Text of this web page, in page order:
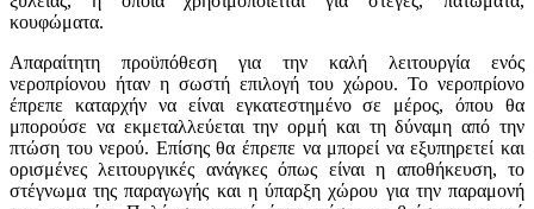
κουφώματα.
Απαραίτητη προϋπόθεση για την καλή λειτουργία ενός
νεροπρίονου ήταν η σωστή επιλογή του χώρου. Το νεροπρίονο
έπρεπε καταρχήν να είναι εγκατεστημένο σε μέρος, όπου θα
μπορούσε να εκμεταλλεύεται την ορμή και τη δύναμη από την
πτώση του νερού. Επίσης θα έπρεπε να μπορεί να εξυπηρετεί και
ορισμένες λειτουργικές ανάγκες όπως είναι η αποθήκευση, το
στέγνωμα της παραγωγής και η ύπαρξη χώρου για την παραμονή